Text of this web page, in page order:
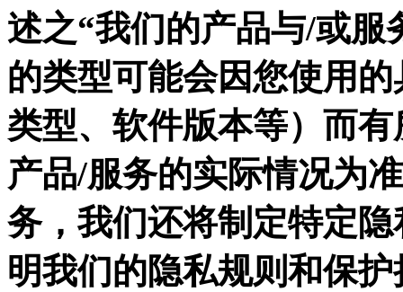
述之“我们的产品与/或服
的类型可能会因您使用
类型、软件版本等）而
产品/服务的实际情况为
务，我们还将制定特定
明我们的隐私规则和保